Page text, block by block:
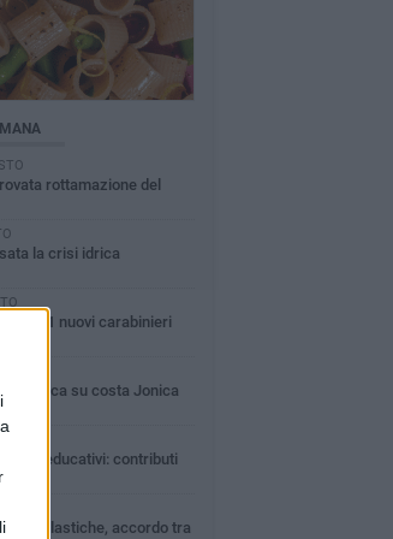
rottamazione del
la crisi idrica
61 nuovi carabinieri
turistica su costa Jonica
educativi: contributi
scolastiche, accordo tra